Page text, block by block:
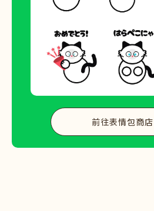
前往表情包商店